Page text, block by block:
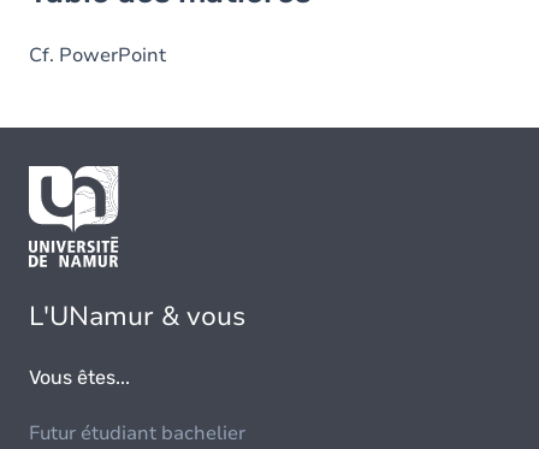
Cf. PowerPoint
L'UNamur & vous
Vous êtes...
Futur étudiant bachelier